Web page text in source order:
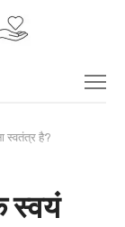
स्वतंत्र है?
स्वयं